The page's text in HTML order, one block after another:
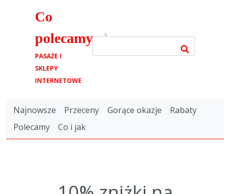
Co
polecamy.pl
PASAŻE I
SKLEPY
INTERNETOWE
Najnowsze Przeceny Gorące okazje
Rabaty
Polecamy
Co i jak